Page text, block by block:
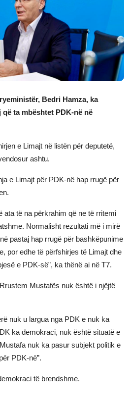
Bedri Hamza, ka
ta mbështet PDK-në në
e Limajt në listën për deputetë,
ashtu.
e Limajt për PDK-në hap rrugë për
ata të na përkrahim që ne të rritemi
Normalisht rezultati më i mirë
pastaj hap rrugë për bashkëpunime
por edhe të përfshirjes të Limajt dhe
e PDK-së”, ka thënë ai në T7.
Mustafës nuk është i njëjtë
nuk u largua nga PDK e nuk ka
ka demokraci, nuk është situatë e
nuk ka pasur subjekt politik e
PDK-në”.
të brendshme.